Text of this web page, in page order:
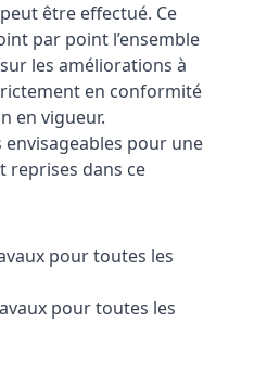
être effectué. Ce
par point l’ensemble
les améliorations à
en conformité
en vigueur.
pour une
reprises dans ce
pour toutes les
pour toutes les